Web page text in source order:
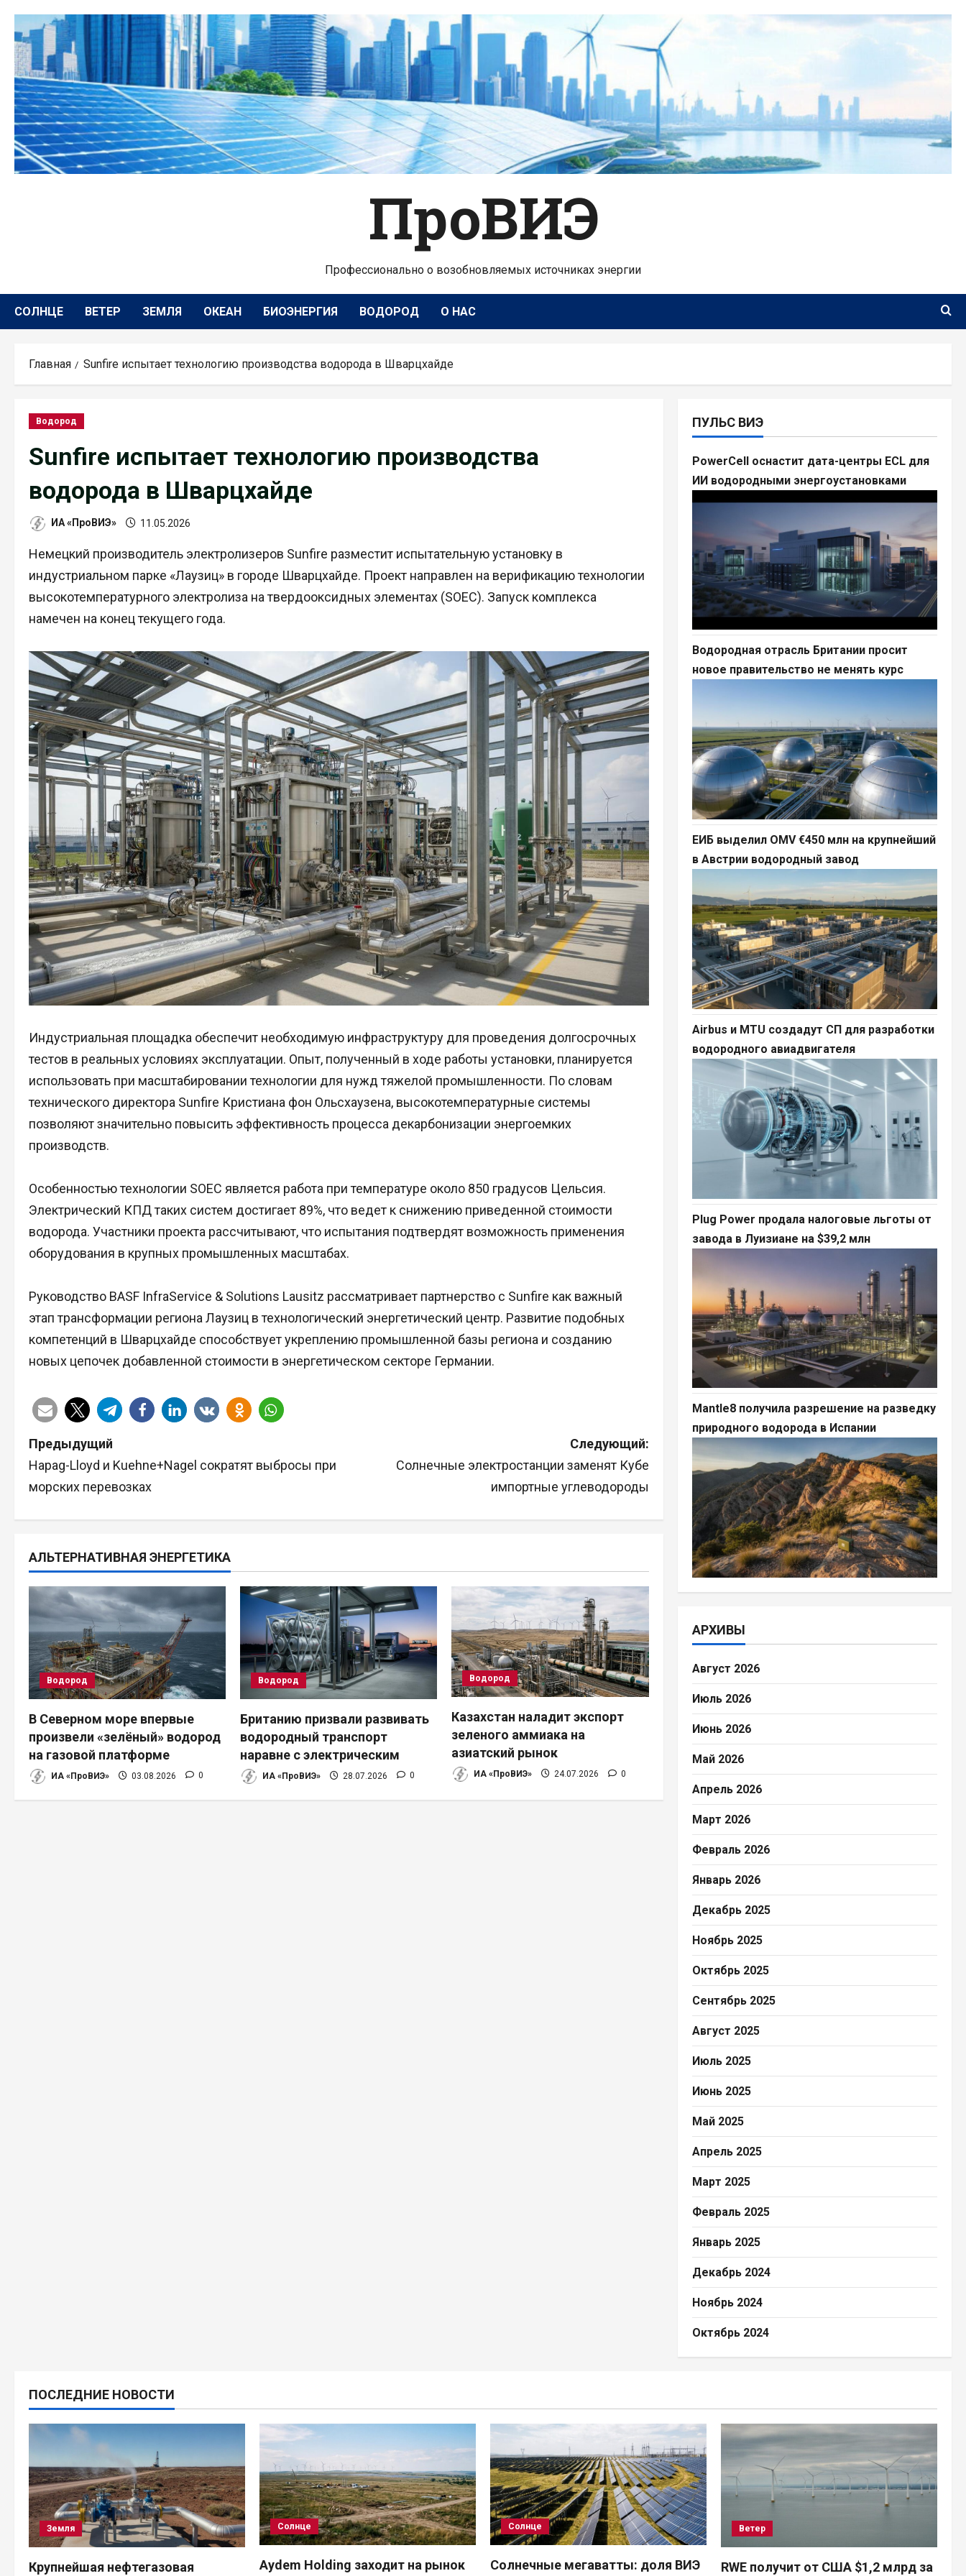
содержимому
ПроВИЭ
Профессионально о возобновляемых источниках энергии
СОЛНЦЕ ВЕТЕР ЗЕМЛЯ ОКЕАН БИОЭНЕРГИЯ ВОДОРОД О НАС
Главная Sunfire испытает технологию производства водорода в Шварцхайде
Водород
Sunfire испытает технологию производства
водорода в Шварцхайде
ИА «ПроВИЭ» 11.05.2026
Немецкий производитель электролизеров Sunfire разместит испытательную установку в
индустриальном парке «Лаузиц» в городе Шварцхайде. Проект направлен на верификацию технологии
высокотемпературного электролиза на твердооксидных элементах (SOEC). Запуск комплекса
намечен на конец текущего года.
Индустриальная площадка обеспечит необходимую инфраструктуру для проведения долгосрочных
тестов в реальных условиях эксплуатации. Опыт, полученный в ходе работы установки, планируется
использовать при масштабировании технологии для нужд тяжелой промышленности. По словам
технического директора Sunfire Кристиана фон Ольсхаузена, высокотемпературные системы
позволяют значительно повысить эффективность процесса декарбонизации энергоемких
производств.
Особенностью технологии SOEC является работа при температуре около 850 градусов Цельсия.
Электрический КПД таких систем достигает 89%, что ведет к снижению приведенной стоимости
водорода. Участники проекта рассчитывают, что испытания подтвердят возможность применения
оборудования в крупных промышленных масштабах.
Руководство BASF InfraService & Solutions Lausitz рассматривает партнерство с Sunfire как важный
этап трансформации региона Лаузиц в технологический энергетический центр. Развитие подобных
компетенций в Шварцхайде способствует укреплению промышленной базы региона и созданию
новых цепочек добавленной стоимости в энергетическом секторе Германии.
Н
а
г
а
ц
и
я
п
о
з
Предыдущий
Hapag-Lloyd и Kuehne+Nagel сократят выбросы при
морских перевозках
Следующий:
Солнечные электростанции заменят Кубе
импортные углеводороды
АЛЬТЕРНАТИВНАЯ ЭНЕРГЕТИКА
Водород
В Северном море впервые
произвели «зелёный» водород
на газовой платформе
ИА «ПроВИЭ» 03.08.2026 0
Водород
Британию призвали развивать
водородный транспорт
наравне с электрическим
ИА «ПроВИЭ» 28.07.2026 0
Водород
Казахстан наладит экспорт
зеленого аммиака на
азиатский рынок
ИА «ПроВИЭ» 24.07.2026 0
ПУЛЬС ВИЭ
PowerCell оснастит дата-центры ECL для
ИИ водородными энергоустановками
Водородная отрасль Британии просит
новое правительство не менять курс
ЕИБ выделил OMV €450 млн на крупнейший
в Австрии водородный завод
Airbus и MTU создадут СП для разработки
водородного авиадвигателя
Plug Power продала налоговые льготы от
завода в Луизиане на $39,2 млн
Mantle8 получила разрешение на разведку
природного водорода в Испании
АРХИВЫ
Август 2026
Июль 2026
Июнь 2026
Май 2026
Апрель 2026
Март 2026
Февраль 2026
Январь 2026
Декабрь 2025
Ноябрь 2025
Октябрь 2025
Сентябрь 2025
Август 2025
Июль 2025
Июнь 2025
Май 2025
Апрель 2025
Март 2025
Февраль 2025
Январь 2025
Декабрь 2024
Ноябрь 2024
Октябрь 2024
ПОСЛЕДНИЕ НОВОСТИ
Земля
Крупнейшая нефтегазовая
Солнце
Aydem Holding заходит на рынок
Солнце
Солнечные мегаватты: доля ВИЭ
Ветер
RWE получит от США $1,2 млрд за